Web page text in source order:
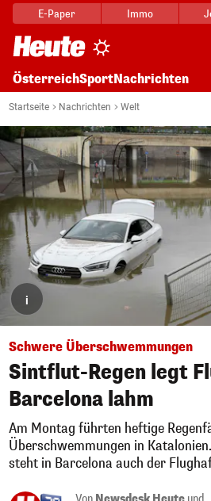
E-Paper Immo
ÖsterreichSportNachrichten
Startseite Nachrichten Welt
i
Schwere Überschwemmungen
Sintflut-Regen legt
Barcelona lahm
Am Montag führten heftige
Überschwemmungen in
steht in Barcelona auch der